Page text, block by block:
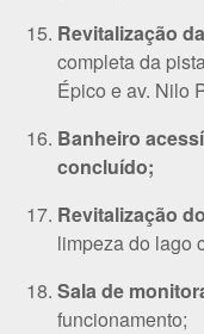
Revitalização
completa da
Épico e av. Nilo
Banheiro
concluído;
Revitalização
limpeza do lago
Sala de
funcionamento;